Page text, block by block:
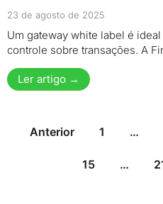
23 de agosto de 2025
Um gateway white label é
controle sobre transações. A
Ler artigo →
Anterior 1 …
15 …